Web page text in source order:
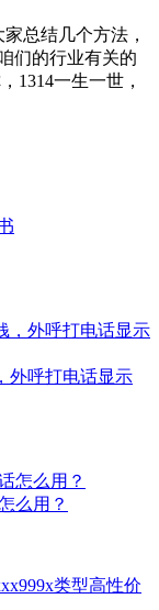
总结几个方法，
们的行业有关的
1314一生一世，
外呼打电话显示
么用？